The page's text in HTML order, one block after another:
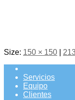
Size: 150 × 150
Servicios
Equipo
Clientes